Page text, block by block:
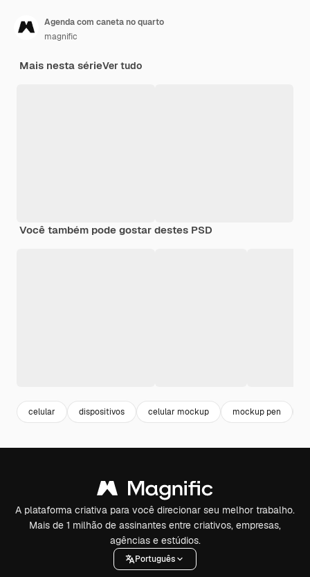
Agenda com caneta no quarto
magnific
Mais nesta sérieVer tudo
Você também pode gostar destes PSD
celular dispositivos celular mockup mockup pen
A plataforma criativa para você direcionar seu melhor trabalho.
Mais de 1 milhão de assinantes entre criativos, empresas,
agências e estúdios.
Português